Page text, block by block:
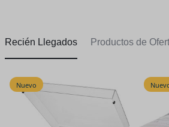
Recién Llegados Productos de
Nuevo